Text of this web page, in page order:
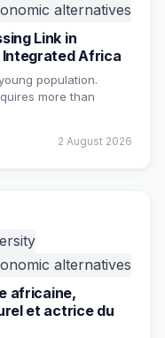
alternatives
Link in
Integrated Africa
population.
more than
2 August 2026
alternatives
africaine,
et actrice du